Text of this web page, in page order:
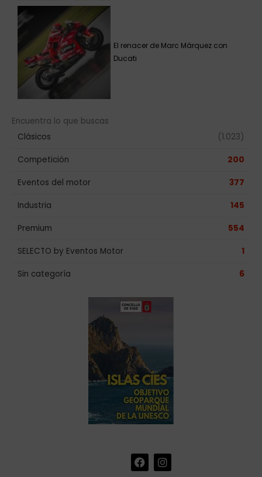
El renacer de Marc Márquez con
Ducati
Encuentra lo que buscas
Clásicos
(1.023)
Competición 200
Eventos del motor 377
Industria 145
Premium 554
SELECTO by Eventos Motor 1
Sin categoría 6
F
a
I
n